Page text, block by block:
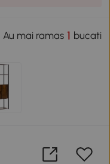
Au mai ramas1 bucati